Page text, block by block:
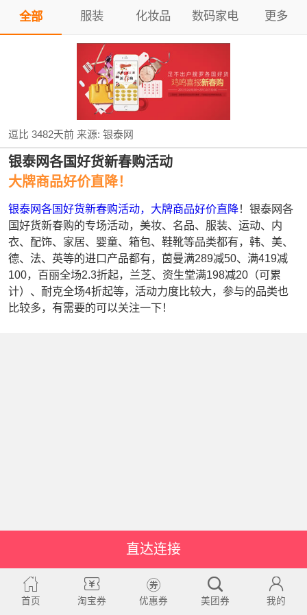
全部 服装 化妆品 数码家电 更多
逗比 3482天前来源:银泰网
银泰网各国好货新春购活动
大牌商品好价直降！
银泰网各国好货新春购活动，大牌商品好价直降！银泰网各
国好货新春购的专场活动，美妆、名品、服装、运动、内
衣、配饰、家居、婴童、箱包、鞋靴等品类都有，韩、美、
德、法、英等的进口产品都有，茵曼满289减50、满419减
100，百丽全场2.3折起，兰芝、资生堂满198减20（可累
计）、耐克全场4折起等，活动力度比较大，参与的品类也
比较多，有需要的可以关注一下！
直达连接
首页 淘宝券 优惠券 美团券 我的